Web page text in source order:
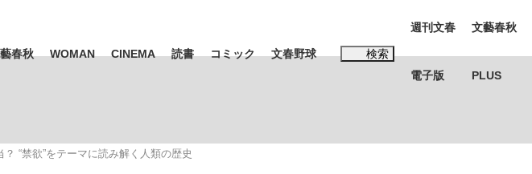
春秋 WOMAN CINEMA 読書 コミック 文春野球 検索
週刊文春
電子版
文藝春秋
PLUS
“禁欲”をテーマに読み解く人類の歴史